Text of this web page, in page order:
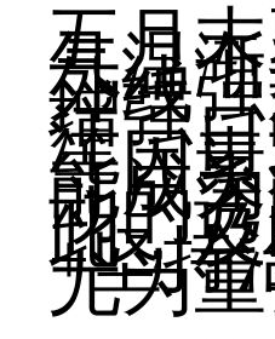
五月
气温
外线
增强
汗、
等因
能成
动的
此，
+坚持
尤为